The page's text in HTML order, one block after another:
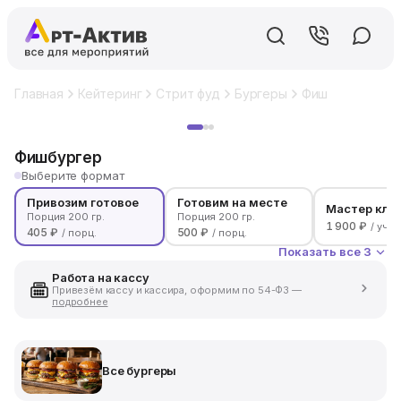
Главная Кейтеринг Стрит фуд Бургеры Фишбургер
Фишбургер
Выберите формат
Привозим готовое
Порция 200 гр.
405 ₽ / порц.
Готовим на месте
Порция 200 гр.
500 ₽ / порц.
Мастер
1 900 ₽ /
Показать все 3
Работа на кассу
Привезём кассу и кассира, оформим по 54-ФЗ —
подробнее
Все бургеры